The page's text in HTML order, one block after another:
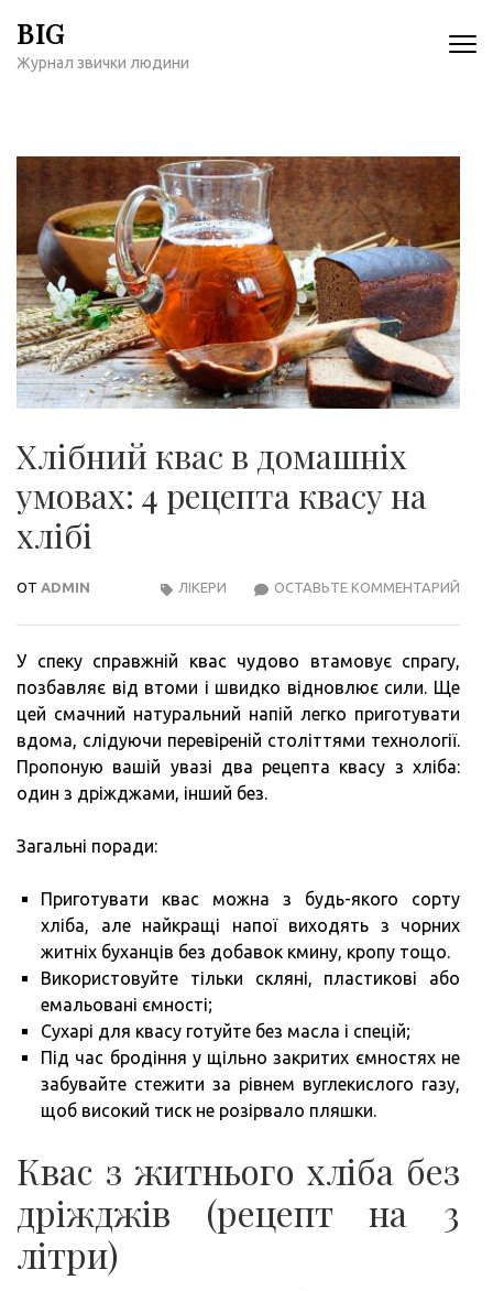
содержимому
BIG
Журнал звички людини
Хлібний квас в домашніх
умовах: 4 рецепта квасу на
хлібі
ОТ ADMIN ОСТАВЬТЕ КОММЕНТАРИЙ
ЛІКЕРИ
У спеку справжній квас чудово втамовує спрагу,
позбавляє від втоми і швидко відновлює сили. Ще
цей смачний натуральний напій легко приготувати
вдома, слідуючи перевіреній століттями технології.
Пропоную вашій увазі два рецепта квасу з хліба:
один з дріжджами, інший без.
Загальні поради:
Приготувати квас можна з будь-якого сорту
хліба, але найкращі напої виходять з чорних
житніх буханців без добавок кмину, кропу тощо.
Використовуйте тільки скляні, пластикові або
емальовані ємності;
Сухарі для квасу готуйте без масла і спецій;
Під час бродіння у щільно закритих ємностях не
забувайте стежити за рівнем вуглекислого газу,
щоб високий тиск не розірвало пляшки.
Квас з житнього хліба без
дріжджів (рецепт на 3
літри)